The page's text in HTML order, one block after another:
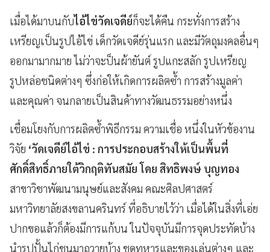
เมื่อได้มาบนกับไอ้ไข่วัดเจดีย์ก็จะได้คืน กระทั่งการสร้าง
เหรียญเป็นรูปไอ้ไข่ เด็กวัดเจดีย์รุ่นแรก และมีวัตถุมงคลอื่นๆ
ออกมามากมาย ไม่ว่าจะป็นผ้ายันต์ รูปแกะสลัก รูปเหรียญ
รูปหล่อชนิดต่างๆ ซึ่งก่อให้เกิดการผลิตซ้ำ การสร้างมูลค่า
และคุณค่า จนกลายเป็นสินค้าทางวัฒนธรรมอย่างหนึ่ง
เชื่อมโยงกับการผลิตซ้ำพิธีกรรม ความเชื่อ หนึ่งในหัวข้องาน
วิจัย ‘วัดเจดีย์ไอ้ไข่ : การประกอบสร้างให้เป็นพื้นที่
ศักดิ์สิทธิ์ภายใต้วิกฤติทันสมัย โดย สิทธิพงษ์ บุญทอง
สาขาวิชาพัฒนามนุษย์และสังคม คณะศิลปศาสตร์
มหาวิทยาลัยสงขลานครินทร์ ที่อธิบายไว้ว่า เมื่อได้ในสิ่งที่เอ่ย
ปากขอแล้วก็ต้องมีการแก้บน ในปัจจุบันมีการจุดประทัดบ้าง
นำรูปปั้นไก่ชนมาถวายบ้าง ชุดทหารและของเล่นต่างๆ และ